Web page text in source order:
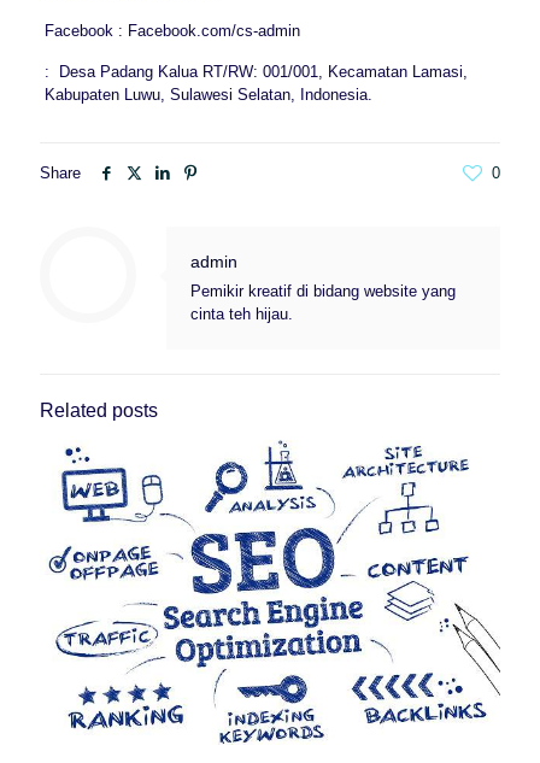
Facebook : Facebook.com/cs-admin
: Desa Padang Kalua RT/RW: 001/001, Kecamatan Lamasi,
Kabupaten Luwu, Sulawesi Selatan, Indonesia.
Share 0
admin
Pemikir kreatif di bidang website yang
cinta teh hijau.
Related posts